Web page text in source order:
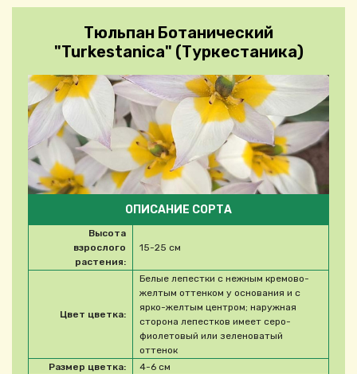
Тюльпан Ботанический
"Turkestanica" (Туркестаника)
ОПИСАНИЕ СОРТА
Высота
взрослого
растения:
15-25 см
Цвет цветка:
Белые лепестки с нежным кремово-
желтым оттенком у основания и с
ярко-желтым центром; наружная
сторона лепестков имеет серо-
фиолетовый или зеленоватый
оттенок
Размер цветка:
4-6 см